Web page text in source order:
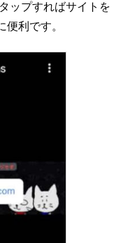
ップすればサイトを
利です。